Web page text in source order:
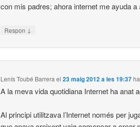
con mis padres; ahora internet me ayuda
Respon ↓
Lenís Toubé Barrera el23 maig 2012 a les 19:37
A la meva vida quotidiana Internet ha anat
Al principi utilitzava l’Internet només per